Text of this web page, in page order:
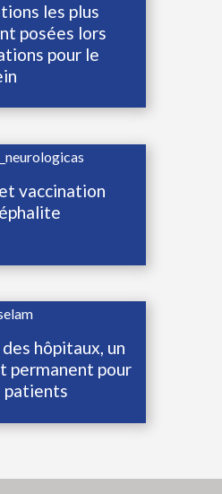
les plus
posées lors
pour le
vaccination
hôpitaux, un
permanent pour
patients